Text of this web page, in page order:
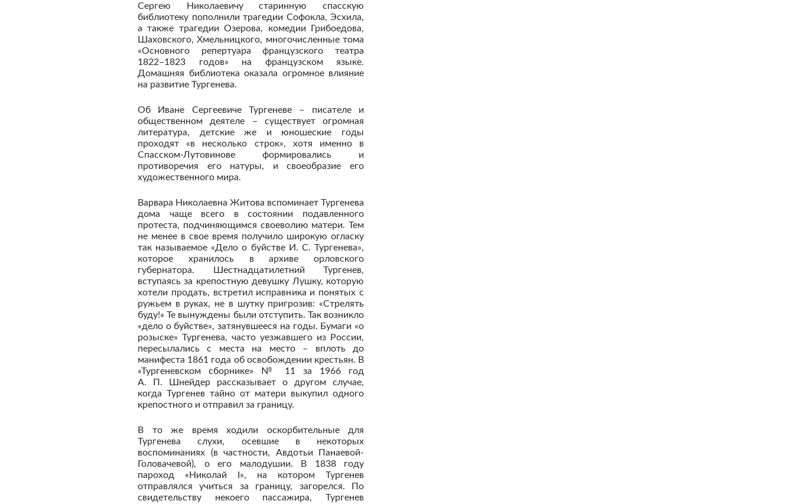
Сергею Николаевичу старинную спасскую
библиотеку пополнили трагедии Софокла, Эсхила,
а также трагедии Озерова, комедии Грибоедова,
Шаховского, Хмельницкого, многочисленные тома
«Основного репертуара французского театра
1822–1823 годов» на французском языке.
Домашняя библиотека оказала огромное влияние
на развитие Тургенева.
Об Иване Сергеевиче Тургеневе – писателе и
общественном деятеле – существует огромная
литература, детские же и юношеские годы
проходят «в несколько строк», хотя именно в
Спасском-Лутовинове формировались и
противоречия его натуры, и своеобразие его
художественного мира.
Варвара Николаевна Житова вспоминает Тургенева
дома чаще всего в состоянии подавленного
протеста, подчиняющимся своеволию матери. Тем
не менее в свое время получило широкую огласку
так называемое «Дело о буйстве И. С. Тургенева»,
которое хранилось в архиве орловского
губернатора. Шестнадцатилетний Тургенев,
вступаясь за крепостную девушку Лушку, которую
хотели продать, встретил исправника и понятых с
ружьем в руках, не в шутку пригрозив: «Стрелять
буду!» Те вынуждены были отступить. Так возникло
«дело о буйстве», затянувшееся на годы. Бумаги «о
розыске» Тургенева, часто уезжавшего из России,
пересылались с места на место – вплоть до
манифеста 1861 года об освобождении крестьян. В
«Тургеневском сборнике» № 11 за 1966 год
А. П. Шнейдер рассказывает о другом случае,
когда Тургенев тайно от матери выкупил одного
крепостного и отправил за границу.
В то же время ходили оскорбительные для
Тургенева слухи, осевшие в некоторых
воспоминаниях (в частности, Авдотьи Панаевой-
Головачевой), о его малодушии. В 1838 году
пароход «Николай I», на котором Тургенев
отправлялся учиться за границу, загорелся. По
свидетельству некоего пассажира, Тургенев